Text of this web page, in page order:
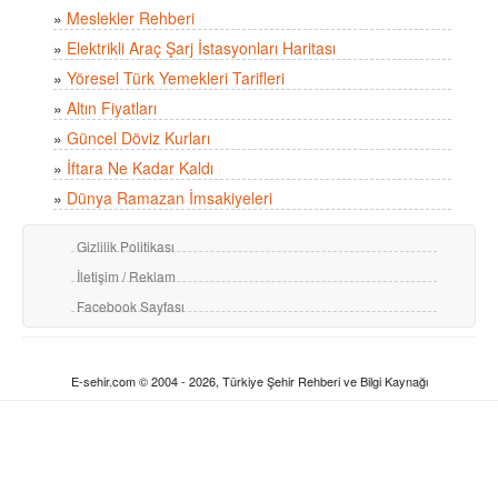
» Meslekler Rehberi
» Elektrikli Araç Şarj İstasyonları Haritası
» Yöresel Türk Yemekleri Tarifleri
» Altın Fiyatları
» Güncel Döviz Kurları
» İftara Ne Kadar Kaldı
» Dünya Ramazan İmsakiyeleri
Gizlilik Politikası
İletişim / Reklam
Facebook Sayfası
E-sehir.com © 2004 - 2026, Türkiye Şehir Rehberi ve Bilgi Kaynağı